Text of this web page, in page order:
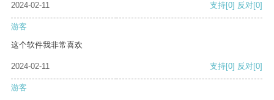
2024-02-11
支持[0] 反对[0]
游客
这个软件我非常喜欢
2024-02-11 支持[0] 反对[0]
游客